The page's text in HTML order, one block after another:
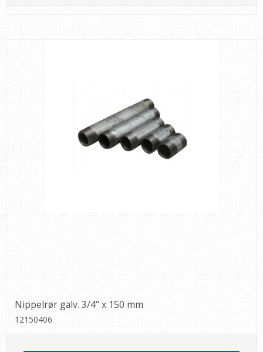
Nippelrør galv. 3/4" x 150 mm
12150406